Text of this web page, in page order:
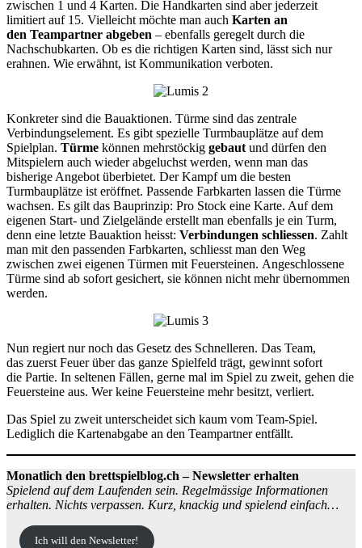
zwischen 1 und 4 Karten. Die Handkarten sind aber jederzeit
limitiert auf 15. Vielleicht möchte man auch Karten an
den Teampartner abgeben – ebenfalls geregelt durch die
Nachschubkarten. Ob es die richtigen Karten sind, lässt sich nur
erahnen. Wie erwähnt, ist Kommunikation verboten.
Konkreter sind die Bauaktionen. Türme sind das zentrale
Verbindungselement. Es gibt spezielle Turmbauplätze auf dem
Spielplan. Türme können mehrstöckig gebautund dürfen den
Mitspielern auch wieder abgeluchst werden, wenn man das
bisherige Angebot überbietet. Der Kampf um die besten
Turmbauplätze ist eröffnet. Passende Farbkarten lassen die Türme
wachsen. Es gilt das Bauprinzip: Pro Stock eine Karte. Auf dem
eigenen Start- und Zielgelände erstellt man ebenfalls je ein Turm,
denn eine letzte Bauaktion heisst: Verbindungen schliessen. Zahlt
man mit den passenden Farbkarten, schliesst man den Weg
zwischen zwei eigenen Türmen mit Feuersteinen. Angeschlossene
Türme sind ab sofort gesichert, sie können nicht mehr übernommen
werden.
Nun regiert nur noch das Gesetz des Schnelleren. Das Team,
das zuerst Feuer über das ganze Spielfeld trägt, gewinnt sofort
die Partie. In seltenen Fällen, gerne mal im Spiel zu zweit, gehen die
Feuersteine aus. Wer keine Feuersteine mehr besitzt, verliert.
Das Spiel zu zweit unterscheidet sich kaum vom Team-Spiel.
Lediglich die Kartenabgabe an den Teampartner entfällt.
Monatlich den brettspielblog.ch – Newsletter erhalten
Spielend auf dem Laufenden sein. Regelmässige Informationen
erhalten. Nichts verpassen. Kurz, knackig und spielend einfach…
Ich will den Newsletter!